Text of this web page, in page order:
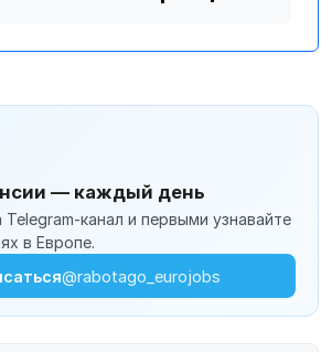
— каждый день
канал и первыми узнавайте
в Европе.
@rabotago_eurojobs